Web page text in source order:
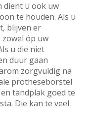
dient u ook uw
te houden. Als u
blijven er
óp uw
u die niet
duur gaan
zorgvuldig na
protheseborstel
tandplak goed te
Die kan te veel